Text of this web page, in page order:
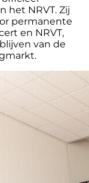
het NRVT. Zij
permanente
en NRVT,
van de